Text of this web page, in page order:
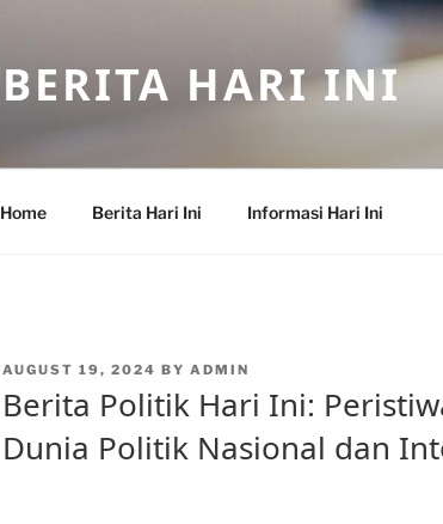
BERITA HARI INI
Home Berita Hari Ini Informasi Hari Ini
POSTED
AUGUST 19, 2024 BY ADMIN
Berita Politik Hari Ini:
Dunia Politik Nasional dan